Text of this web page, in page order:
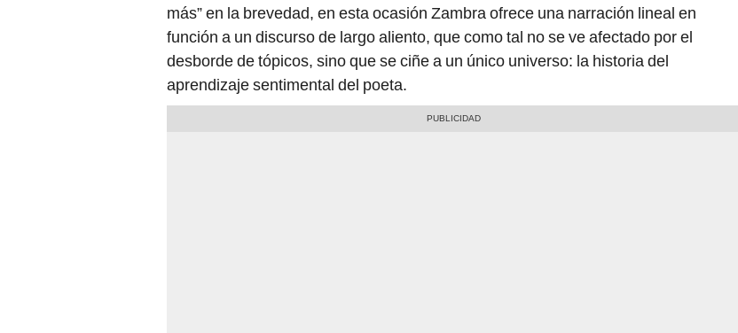
más” en la brevedad, en esta ocasión Zambra ofrece una narración lineal en
función a un discurso de largo aliento, que como tal no se ve afectado por el
desborde de tópicos, sino que se ciñe a un único universo: la historia del
aprendizaje sentimental del poeta.